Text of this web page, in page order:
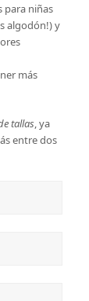
para niñas
algodón!) y
más
tallas, ya
entre dos